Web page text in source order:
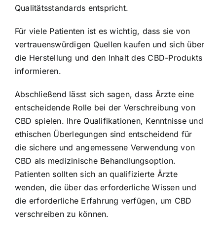
Qualitätsstandards entspricht.
Für viele Patienten ist es wichtig, dass sie von
vertrauenswürdigen Quellen kaufen und sich über
die Herstellung und den Inhalt des CBD-Produkts
informieren.
Abschließend lässt sich sagen, dass Ärzte eine
entscheidende Rolle bei der Verschreibung von
CBD spielen. Ihre Qualifikationen, Kenntnisse und
ethischen Überlegungen sind entscheidend für
die sichere und angemessene Verwendung von
CBD als medizinische Behandlungsoption.
Patienten sollten sich an qualifizierte Ärzte
wenden, die über das erforderliche Wissen und
die erforderliche Erfahrung verfügen, um CBD
verschreiben zu können.